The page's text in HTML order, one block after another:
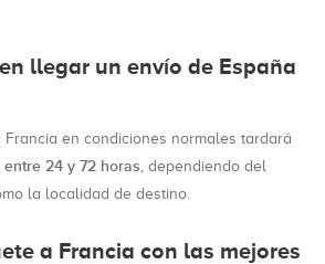
llegar un envío de España
Francia en condiciones normales tardará
entre 24 y 72 horas, dependiendo del
la localidad de destino.
a Francia con las mejores